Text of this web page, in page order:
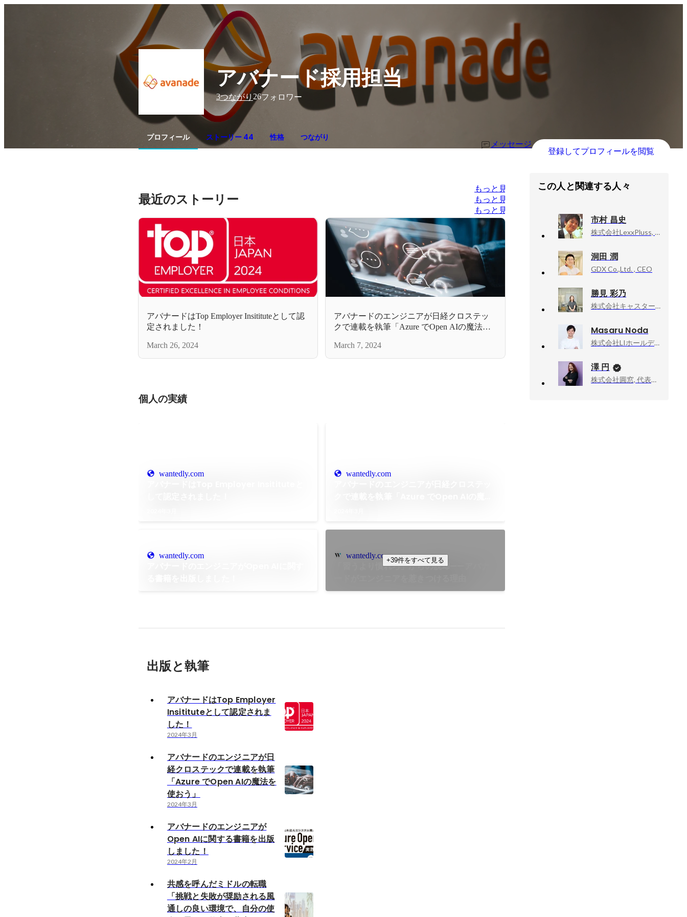
アバナード採用担当
3つながり 26フォロワー
プロフィール ストーリー 44 性格 つながり
メッセージ
登録してプロフィールを閲覧
最近のストーリー
もっと見る
もっと見る
もっと見る
アバナードはTop Employer Insitituteとして認
定されました！
March 26, 2024
アバナードのエンジニアが日経クロステッ
クで連載を執筆「Azure でOpen AIの魔法を
March 7, 2024
個人の実績
wantedly.com wantedly.com
wantedly.com wantedly.com
「習うより慣れろ」からの脱却——アバナ
+39件をすべて見る
出版と執筆
アバナードはTop Employer
Insitituteとして認定されま
した！
2024年3月
アバナードのエンジニアが日
経クロステックで連載を執筆
「Azure でOpen AIの魔法を
使おう」
2024年3月
アバナードのエンジニアが
Open AIに関する書籍を出版
しました！
2024年2月
共感を呼んだミドルの転職
「挑戦と失敗が奨励される風
通しの良い環境で、自分の使
この人と関連する人々
市村 昌史
株式会社LexxPluss, リクルーティングマネージャー
洞田 潤
GDX Co.,Ltd. , CEO
勝見 彩乃
株式会社キャスター, コーポレート 執行役員
Masaru Noda
株式会社LIホールディングス, 事業推進
澤 円
株式会社圓窓, 代表取締役